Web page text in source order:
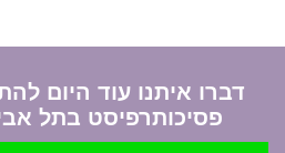
דברו איתנו עוד היום
פסיכותרפיסט בתל